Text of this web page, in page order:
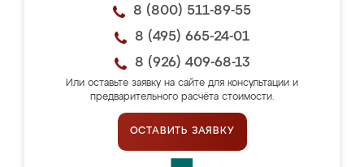
8 (800) 511-89-55
8 (495) 665-24-01
8 (926) 409-68-13
Или оставьте заявку на сайте для консультации и
предварительного расчёта стоимости.
ОСТАВИТЬ ЗАЯВКУ